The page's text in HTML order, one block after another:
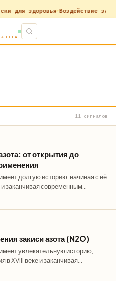
здоровья Воздействие
11 сигналов
от открытия до
долгую историю, начиная с её
и заканчивая современным
закиси азота (N2O)
увлекательную историю,
в XVIII веке и заканчивая
в…